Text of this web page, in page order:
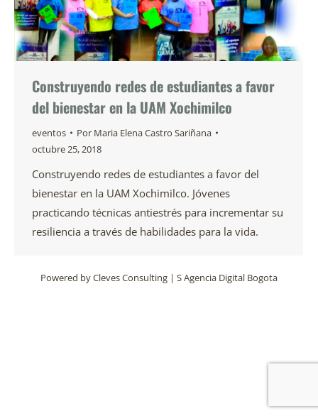
Construyendo redes de estudiantes a favor
del bienestar en la UAM Xochimilco
eventos Por Maria Elena Castro Sariñana
octubre 25, 2018
Construyendo redes de estudiantes a favor del
bienestar en la UAM Xochimilco. Jóvenes
practicando técnicas antiestrés para incrementar su
resiliencia a través de habilidades para la vida.
Powered byCleves Consulting | S Agencia Digital Bogota